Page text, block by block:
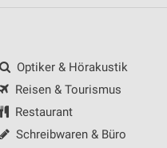
Optiker & Hörakustik
Reisen & Tourismus
Restaurant
Schreibwaren & Büro